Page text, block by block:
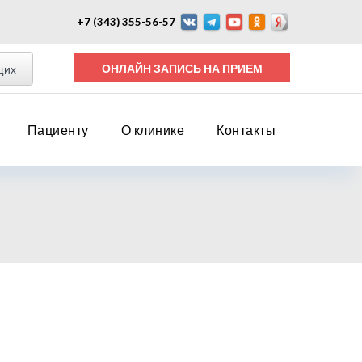
+7 (343) 355-56-57
ОНЛАЙН ЗАПИСЬ НА ПРИЕМ
Пациенту О клинике Контакты